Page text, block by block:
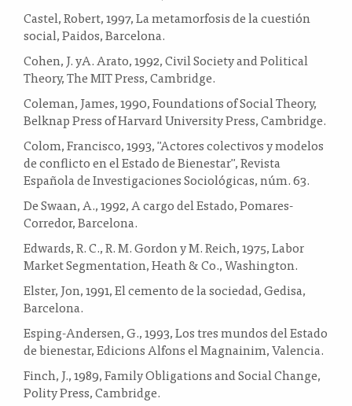
Castel, Robert, 1997, La metamorfosis de la cuestión
social, Paidos, Barcelona.
Cohen, J. yA. Arato, 1992, Civil Society and Political
Theory, The MIT Press, Cambridge.
Coleman, James, 1990, Foundations of Social Theory,
Belknap Press of Harvard University Press, Cambridge.
Colom, Francisco, 1993, "Actores colectivos y modelos
de conflicto en el Estado de Bienestar", Revista
Española de Investigaciones Sociológicas, núm. 63.
De Swaan, A., 1992, A cargo del Estado, Pomares-
Corredor, Barcelona.
Edwards, R. C., R. M. Gordon y M. Reich, 1975, Labor
Market Segmentation, Heath & Co., Washington.
Elster, Jon, 1991, El cemento de la sociedad, Gedisa,
Barcelona.
Esping-Andersen, G., 1993, Los tres mundos del Estado
de bienestar, Edicions Alfons el Magnainim, Valencia.
Finch, J., 1989, Family Obligations and Social Change,
Polity Press, Cambridge.